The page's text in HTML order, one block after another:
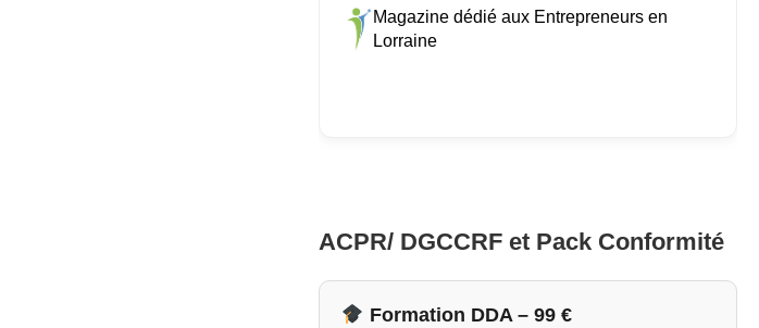
Magazine dédié aux Entrepreneurs en
Lorraine
ACPR/ DGCCRF et Pack Conformité
Formation DDA – 99 €